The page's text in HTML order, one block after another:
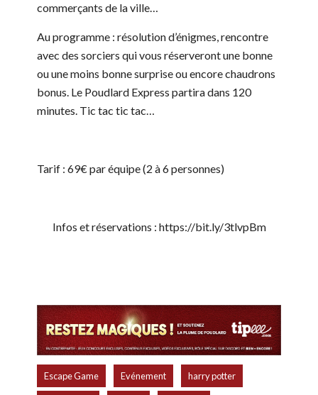
commerçants de la ville…
Au programme : résolution d’énigmes, rencontre
avec des sorciers qui vous réserveront une bonne
ou une moins bonne surprise ou encore chaudrons
bonus. Le Poudlard Express partira dans 120
minutes. Tic tac tic tac…
Tarif : 69€ par équipe (2 à 6 personnes)
Infos et réservations : https://bit.ly/3tlvpBm
Escape Game Evénement harry potter